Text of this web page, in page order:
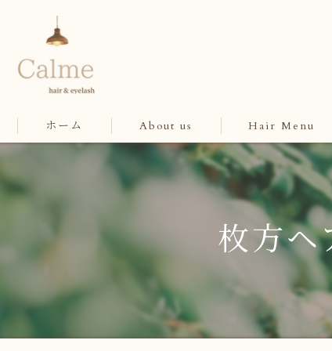
ホーム About us Hair Menu
枚方